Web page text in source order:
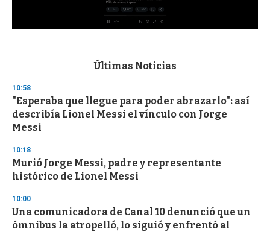
s
d
s
o
f
3
s
e
c
o
d
s
Últimas Noticias
10:58
"Esperaba que llegue para poder abrazarlo": así
describía Lionel Messi el vínculo con Jorge
Messi
10:18
Murió Jorge Messi, padre y representante
histórico de Lionel Messi
10:00
Una comunicadora de Canal 10 denunció que un
ómnibus la atropelló, lo siguió y enfrentó al